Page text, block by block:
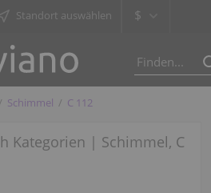
Standort auswählen $
Schimmel C 112
Kategorien | Schimmel, C